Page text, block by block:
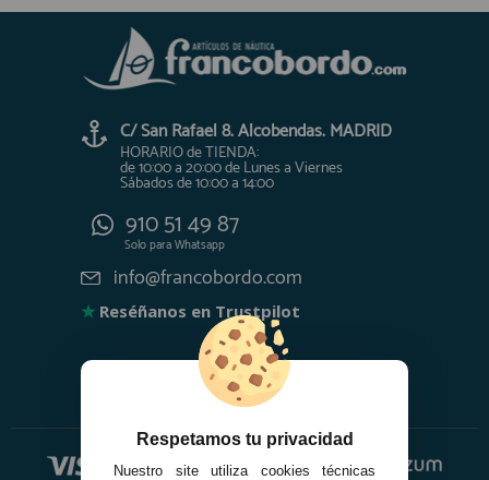
C/ San Rafael 8. Alcobendas. MADRID
HORARIO de TIENDA:
de 10:00 a 20:00 de Lunes a Viernes
Sábados de 10:00 a 14:00
910 51 49 87
Solo paraWhatsapp
info@francobordo.com
★ Reséñanos en Trustpilot
Respetamos tu privacidad
Nuestro site utiliza cookies técnicas